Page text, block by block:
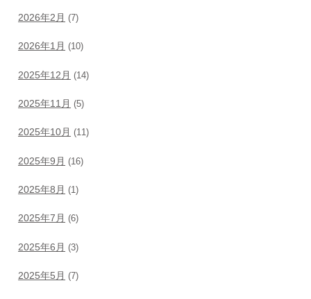
2026年2月 (7)
2026年1月 (10)
2025年12月 (14)
2025年11月 (5)
2025年10月 (11)
2025年9月 (16)
2025年8月 (1)
2025年7月 (6)
2025年6月 (3)
2025年5月 (7)